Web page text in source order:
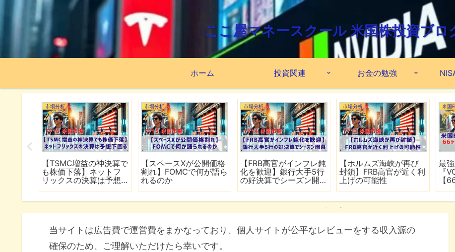
ここ屋マネースクール 米国株投資ブロ
ホーム 投資関連 お金の勉強
市場分析
【TSMC増益の神決算で
も株価下落】ネットフ
リックスの決算は予想
市場分析
【スペースXが公開価格
割れ】FOMCで何が語ら
れるのか
市場分析
【FRB高官がインフレ鈍
化を歓迎】銀行大手5行
の好決算でシーズン開
市場分析
【ホルムズ海峡が再び
封鎖】FRB高官が近く利
上げの可能性
米国
最
『
【
当サイトは広告費で運営費をまかなっており、個人サイトが公平なレビューをする収入源の
確保のため、ご理解いただけたら幸いです。